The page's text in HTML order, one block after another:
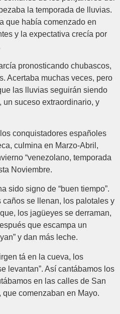
la temporada de lluvias.
que había comenzado en
y la expectativa crecía por
pronosticando chubascos,
Acertaba muchas veces, pero
las lluvias seguirán siendo
suceso extraordinario, y
conquistadores españoles
culmina en Marzo-Abril,
“venezolano, temporada
Noviembre.
sido signo de “buen tiempo”.
caños se llenan, los palotales y
los jagüeyes se derraman,
que escampa un
y dan más leche.
tá en la cueva, los
levantan”. Así cantábamos los
en las calles de San
comenzaban en Mayo.